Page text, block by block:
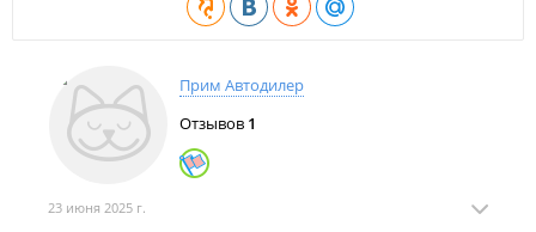
Прим Автодилер
Отзывов 1
23 июня 2025 г.